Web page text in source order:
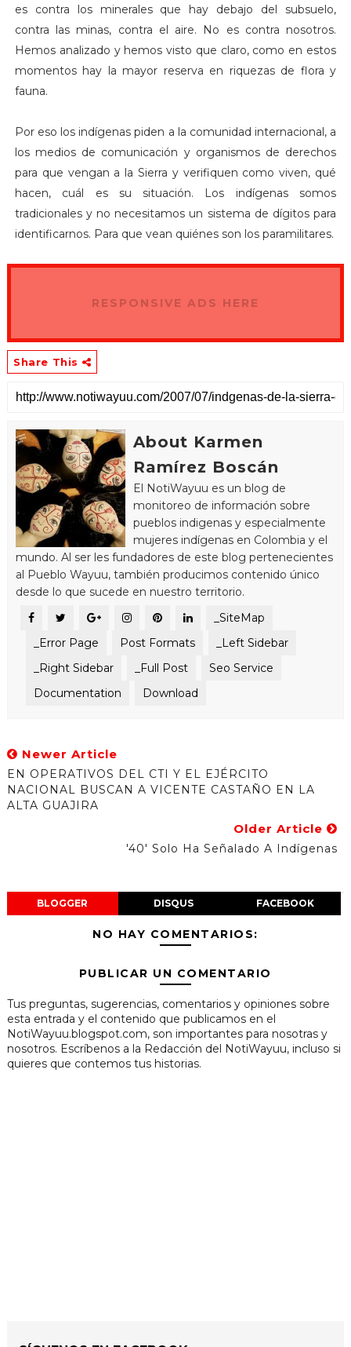
es contra los minerales que hay debajo del subsuelo,
contra las minas, contra el aire. No es contra nosotros.
Hemos analizado y hemos visto que claro, como en estos
momentos hay la mayor reserva en riquezas de flora y
fauna.
Por eso los indígenas piden a la comunidad internacional, a
los medios de comunicación y organismos de derechos
para que vengan a la Sierra y verifiquen como viven, qué
hacen, cuál es su situación. Los indígenas somos
tradicionales y no necesitamos un sistema de dígitos para
identificarnos. Para que vean quiénes son los paramilitares.
RESPONSIVE ADS HERE
Share This
About Karmen
Ramírez Boscán
El NotiWayuu es un blog de
monitoreo de información sobre
pueblos indigenas y especialmente
mujeres indígenas en Colombia y el
mundo. Al ser les fundadores de este blog pertenecientes
al Pueblo Wayuu, también producimos contenido único
desde lo que sucede en nuestro territorio.
_SiteMap
_Error Page
Post Formats
_Left Sidebar
_Right Sidebar
_Full Post
Seo Service
Documentation
Download
Newer Article
EN OPERATIVOS DEL CTI Y EL EJÉRCITO
NACIONAL BUSCAN A VICENTE CASTAÑO EN LA
ALTA GUAJIRA
Older Article
'40' Solo Ha Señalado A Indígenas
BLOGGER DISQUS FACEBOOK
NO HAY COMENTARIOS:
PUBLICAR UN COMENTARIO
Tus preguntas, sugerencias, comentarios y opiniones sobre
esta entrada y el contenido que publicamos en el
NotiWayuu.blogspot.com, son importantes para nosotras y
nosotros. Escríbenos a la Redacción del NotiWayuu, incluso si
quieres que contemos tus historias.